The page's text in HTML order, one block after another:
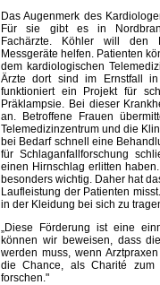
Das Augenmerk des
Für sie gibt es in
Fachärzte. Köhler will den
Messgeräte helfen. Patienten
dem kardiologischen
Ärzte dort sind im Ernstfall
funktioniert ein Projekt für
Präklampsie. Bei dieser
an. Betroffene Frauen
Telemedizinzentrum und die
bei Bedarf schnell eine
für Schlaganfallforschung
einen Hirnschlag erlitten
besonders wichtig. Daher hat
Laufleistung der Patienten
in der Kleidung bei sich zu
„Diese Förderung ist eine
können wir beweisen, dass
werden muss, wenn
die Chance, als Charité zum
forschen."